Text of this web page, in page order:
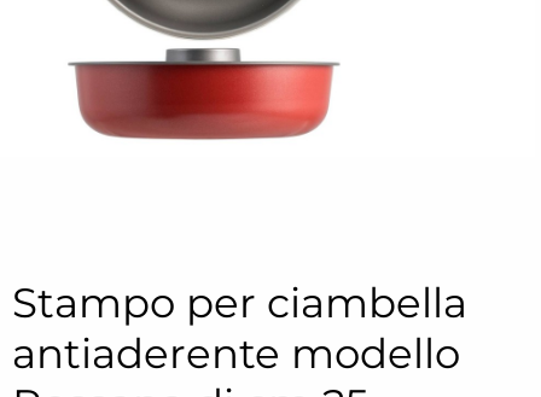
Stampo per ciambella
antiaderente modello